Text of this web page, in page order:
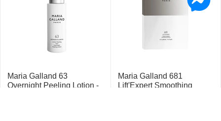
Maria Galland 63
Overnight Peeling Lotion -
Maria Galland 681
Lift'Expert Smoothing